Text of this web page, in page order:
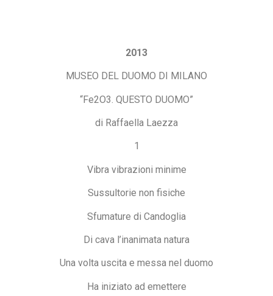
2013
MUSEO DEL DUOMO DI MILANO
“Fe2O3. QUESTO DUOMO”
di Raffaella Laezza
1
Vibra vibrazioni minime
Sussultorie non fisiche
Sfumature di Candoglia
Di cava l’inanimata natura
Una volta uscita e messa nel duomo
Ha iniziato ad emettere